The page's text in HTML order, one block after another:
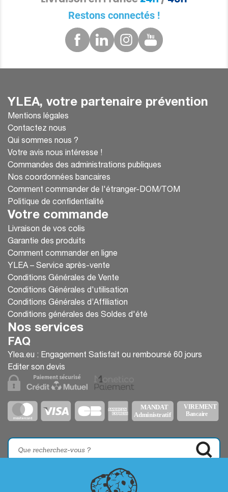
Restons connectés !
YLEA, votre partenaire prévention
Mentions légales
Contactez nous
Qui sommes nous ?
Votre avis nous intéresse !
Commandes des administrations publiques
Nos coordonnées bancaires
Comment commander de l'étranger-DOM/TOM
Politique de confidentialité
Votre commande
Livraison de vos colis
Garantie des produits
Comment commander en ligne
YLEA – Service après-vente
Conditions Générales de Vente
Conditions Générales d'utilisation
Conditions Générales d’Affiliation
Conditions générales des Soldes d'été
Nos services
FAQ
Ylea.eu : Engagement Satisfait ou remboursé 60 jours
Editer son devis